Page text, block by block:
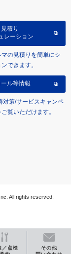
／点検
その他
見積り
レーション
マの見積りを簡単にシ
できます。
ール等情報
対策/サービスキャンペ
覧いただけます。
All rights reserved.